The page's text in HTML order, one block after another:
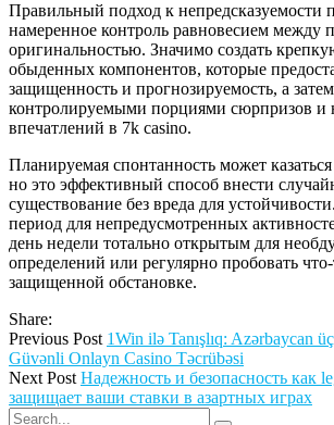
Правильный подход к непредсказуемости
намеренное контроль равновесием между
оригинальностью. Значимо создать
обыденных компонентов, которые
защищенность и прогнозируемость, а
контролируемыми порциями сюрпризов и
впечатлений в 7k casino.
Планируемая спонтанность может
но это эффективный способ внести
существование без вреда для
период для непредусмотренных
день недели тотально открытым для
определений или регулярно пробовать
защищенной обстановке.
Share:
Previous Post 1Win ilə Tanışlıq: Azərbaycan
Güvənli Onlayn Casino Təcrübəsi
Next Post Надежность и безопасность как
защищает ваши ставки в азартных играх